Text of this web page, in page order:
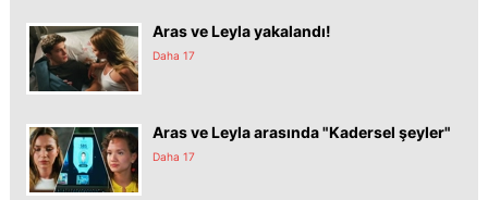
Aras ve Leyla yakalandı!
Daha 17
Aras ve Leyla arasında "Kadersel şeyler"
Daha 17